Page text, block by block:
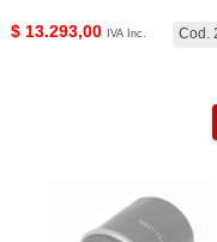
Cod.
$ 13.293,00 IVA Inc.